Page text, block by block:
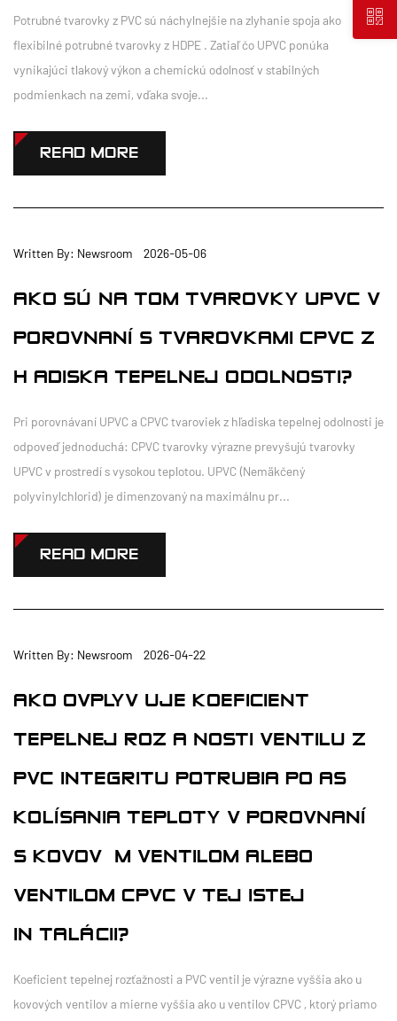
Potrubné tvarovky z PVC sú náchylnejšie na zlyhanie spoja ako
flexibilné potrubné tvarovky z HDPE . Zatiaľ čo UPVC ponúka
vynikajúci tlakový výkon a chemickú odolnosť v stabilných
podmienkach na zemi, vďaka svoje...
READ MORE
Written By: Newsroom 2026-05-06
AKO SÚ NA TOM TVAROVKY UPVC V
POROVNANÍ S TVAROVKAMI CPVC Z
HĽADISKA TEPELNEJ ODOLNOSTI?
Pri porovnávaní UPVC a CPVC tvaroviek z hľadiska tepelnej odolnosti je
odpoveď jednoduchá: CPVC tvarovky výrazne prevyšujú tvarovky
UPVC v prostredí s vysokou teplotou. UPVC (Nemäkčený
polyvinylchlorid) je dimenzovaný na maximálnu pr...
READ MORE
Written By: Newsroom 2026-04-22
AKO OVPLYVŇUJE KOEFICIENT
TEPELNEJ ROZŤAŽNOSTI VENTILU Z
PVC INTEGRITU POTRUBIA POČAS
KOLÍSANIA TEPLOTY V POROVNANÍ
S KOVOVÝM VENTILOM ALEBO
VENTILOM CPVC V TEJ ISTEJ
INŠTALÁCII?
Koeficient tepelnej rozťažnosti a PVC ventil je výrazne vyššia ako u
kovových ventilov a mierne vyššia ako u ventilov CPVC , ktorý priamo